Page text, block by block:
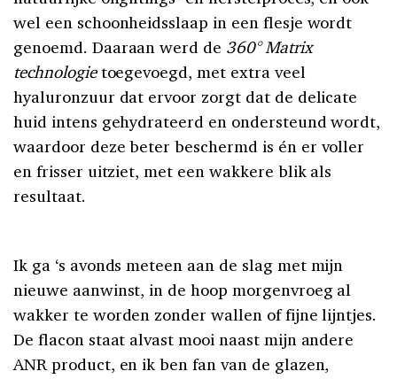
wel een schoonheidsslaap in een flesje wordt
genoemd. Daaraan werd de 360° Matrix
technologietoegevoegd, met extra veel
hyaluronzuur dat ervoor zorgt dat de delicate
huid intens gehydrateerd en ondersteund wordt,
waardoor deze beter beschermd is én er voller
en frisser uitziet, met een wakkere blik als
resultaat.
Ik ga ‘s avonds meteen aan de slag met mijn
nieuwe aanwinst, in de hoop morgenvroeg al
wakker te worden zonder wallen of fijne lijntjes.
De flacon staat alvast mooi naast mijn andere
ANR product, en ik ben fan van de glazen,